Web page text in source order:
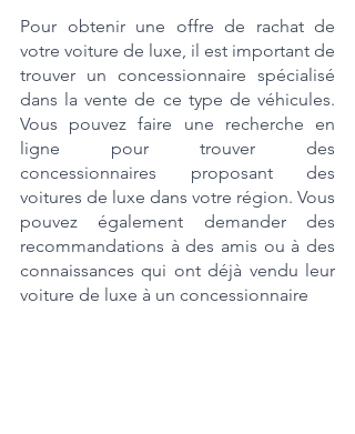
Pour obtenir une offre de rachat de
votre voiture de luxe, il est important de
trouver un concessionnaire spécialisé
dans la vente de ce type de véhicules.
Vous pouvez faire une recherche en
ligne pour trouver des
concessionnaires proposant des
voitures de luxe dans votre région. Vous
pouvez également demander des
recommandations à des amis ou à des
connaissances qui ont déjà vendu leur
voiture de luxe à un concessionnaire